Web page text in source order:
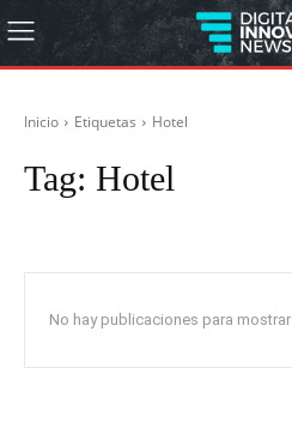
Inicio Etiquetas Hotel
Tag: Hotel
No hay publicaciones para mostrar